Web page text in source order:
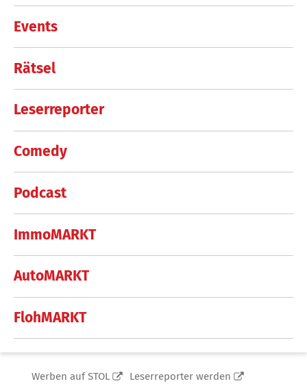
Events
Rätsel
Leserreporter
Comedy
Podcast
ImmoMARKT
AutoMARKT
FlohMARKT
Werben auf STOL
Leserreporter werden